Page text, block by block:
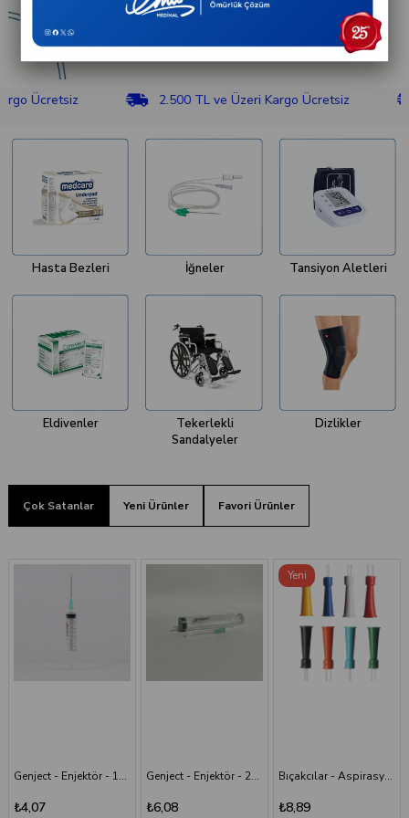
2.500 TL ve Üzeri Kargo Ücretsiz
Hasta Bezleri İğneler Tansiyon Aletleri
Eldivenler
Tekerlekli
Sandalyeler
Dizlikler
Çok Satanlar Yeni Ürünler Favori Ürünler
Genject - Enjektör - 20 cc 38 mm- 3P - Yeşil İğneli
₺6,08
Bıçakcılar - Aspirasyon Sondası
₺8,89
Bıçakcılar - Intraket - Sarı - 24G x 1 1/2"
₺9,82